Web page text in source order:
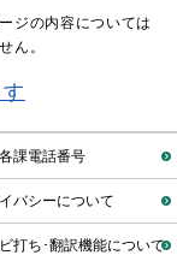
ジの内容については
ん。
各課電話番号
バシーについて
打ち･翻訳機能について